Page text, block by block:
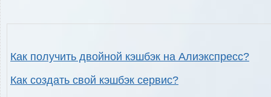
Как получить двойной кэшбэк на Алиэкспресс?
Как создать свой кэшбэк сервис?